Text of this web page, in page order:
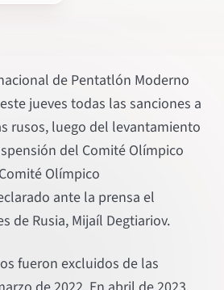
de Pentatlón Moderno
jueves todas las sanciones a
rusos, luego del levantamiento
del Comité Olímpico
Olímpico
ante la prensa el
de Rusia, Mijaíl Degtiariov.
fueron excluidos de las